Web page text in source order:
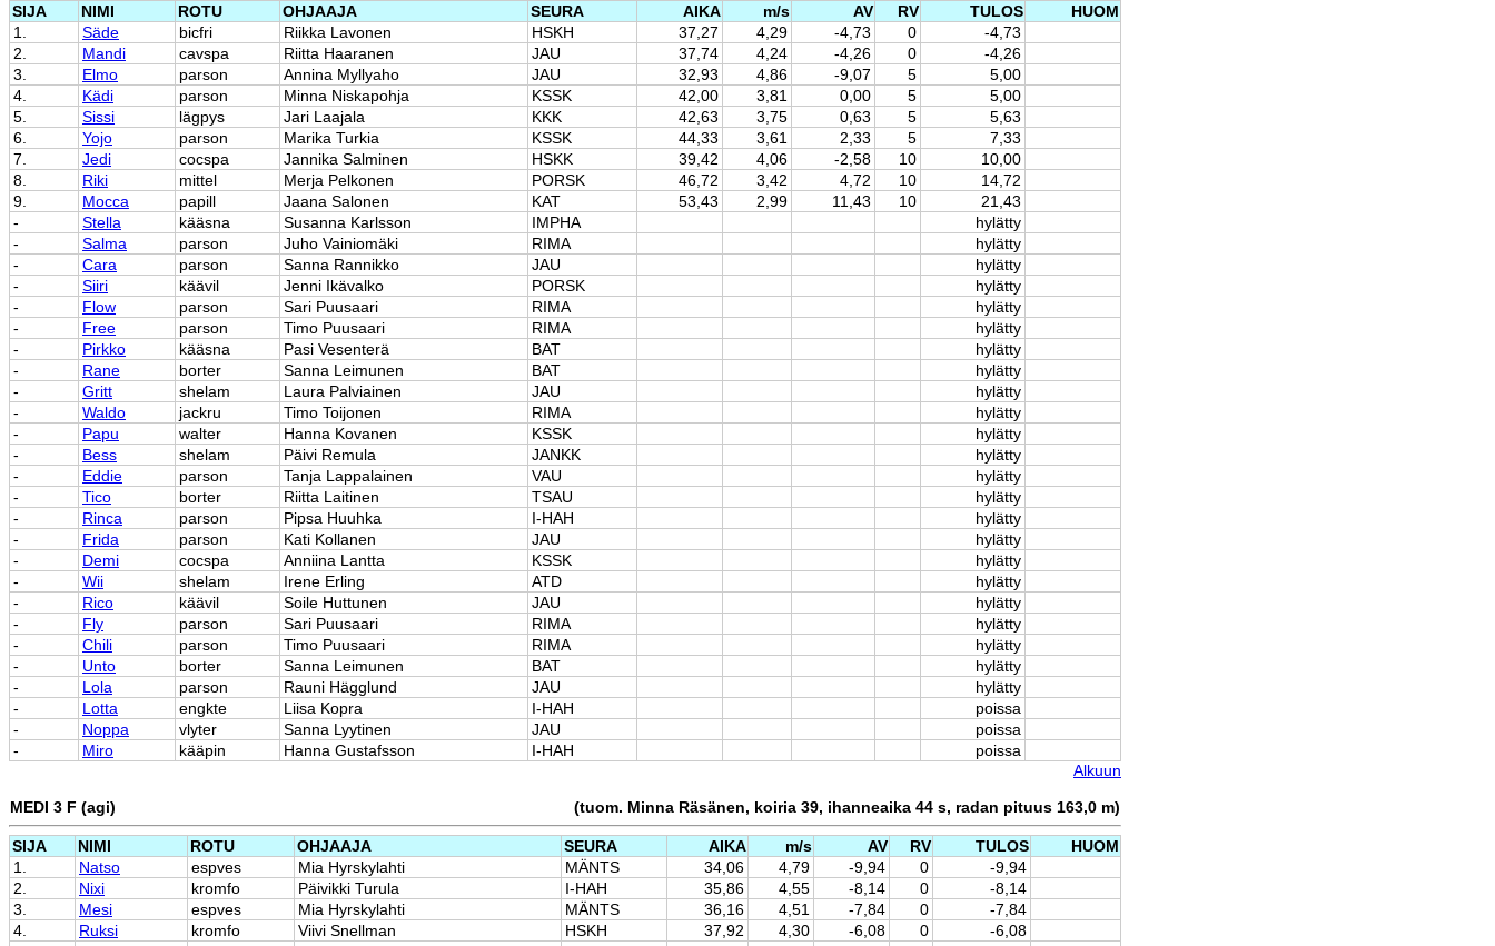
SIJA NIMI ROTU OHJAAJA SEURA AIKA m/s AV RV TULOS
HUOM
1.
Säde bicfri Riikka Lavonen HSKH 37,27 4,29 -4,73 0
-4,73
2.
Mandi cavspa Riitta Haaranen JAU 37,74 4,24 -4,26 0
-4,26
3.
Elmo parson Annina Myllyaho JAU 32,93 4,86 -9,07 5
5,00
4.
Kädi parson Minna Niskapohja KSSK 42,00 3,81 0,00 5
5,00
5.
Sissi lägpys Jari Laajala KKK 42,63 3,75 0,63 5
5,63
6.
Yojo parson Marika Turkia KSSK 44,33 3,61 2,33 5
7,33
7.
Jedi cocspa Jannika Salminen HSKK 39,42 4,06 -2,58 10
10,00
8.
Riki mittel Merja Pelkonen PORSK 46,72 3,42 4,72 10
14,72
9.
Mocca papill Jaana Salonen KAT 53,43 2,99 11,43 10
21,43
-
Stella kääsna Susanna Karlsson IMPHA
hylätty
-
Salma parson Juho Vainiomäki RIMA
hylätty
-
Cara parson Sanna Rannikko JAU
hylätty
-
Siiri käävil Jenni Ikävalko PORSK
hylätty
-
Flow parson Sari Puusaari RIMA
hylätty
-
Free parson Timo Puusaari RIMA
hylätty
-
Pirkko kääsna Pasi Vesenterä BAT
hylätty
-
Rane borter Sanna Leimunen BAT
hylätty
-
Gritt shelam Laura Palviainen JAU
hylätty
-
Waldo jackru Timo Toijonen RIMA
hylätty
-
Papu walter Hanna Kovanen KSSK
hylätty
-
Bess shelam Päivi Remula JANKK
hylätty
-
Eddie parson Tanja Lappalainen VAU
hylätty
-
Tico borter Riitta Laitinen TSAU
hylätty
-
Rinca parson Pipsa Huuhka I-HAH
hylätty
-
Frida parson Kati Kollanen JAU
hylätty
-
Demi cocspa Anniina Lantta KSSK
hylätty
-
Wii shelam Irene Erling ATD
hylätty
-
Rico käävil Soile Huttunen JAU
hylätty
-
Fly parson Sari Puusaari RIMA
hylätty
-
Chili parson Timo Puusaari RIMA
hylätty
-
Unto borter Sanna Leimunen BAT
hylätty
-
Lola parson Rauni Hägglund JAU
hylätty
-
Lotta engkte Liisa Kopra I-HAH
poissa
-
Noppa vlyter Sanna Lyytinen JAU
poissa
-
Miro kääpin Hanna Gustafsson I-HAH
poissa
Alkuun
MEDI 3 F (agi) (tuom. Minna Räsänen, koiria 39, ihanneaika 44 s, radan pituus 163,0 m)
SIJA NIMI ROTU OHJAAJA SEURA AIKA m/s AV RV TULOS
HUOM
1.
Natso espves Mia Hyrskylahti MÄNTS 34,06 4,79 -9,94 0
-9,94
2.
Nixi kromfo Päivikki Turula I-HAH 35,86 4,55 -8,14 0
-8,14
3.
Mesi espves Mia Hyrskylahti MÄNTS 36,16 4,51 -7,84 0
-7,84
4.
Ruksi kromfo Viivi Snellman HSKH 37,92 4,30 -6,08 0
-6,08